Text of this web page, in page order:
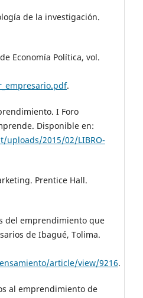
de la investigación.
Economía Política, vol.
.
I Foro
Disponible en:
2015/02/LIBRO-
Prentice Hall.
del emprendimiento que
de Ibagué, Tolima.
article/view/9216.
al emprendimiento de